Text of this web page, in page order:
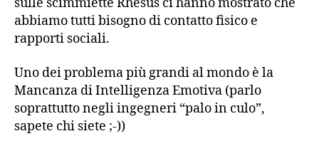
sulle scimmiette Rhesus ci hanno mostrato che
abbiamo tutti bisogno di contatto fisico e
rapporti sociali.
Uno dei problema più grandi al mondo è la
Mancanza di Intelligenza Emotiva (parlo
soprattutto negli ingegneri “palo in culo”,
sapete chi siete ;-))